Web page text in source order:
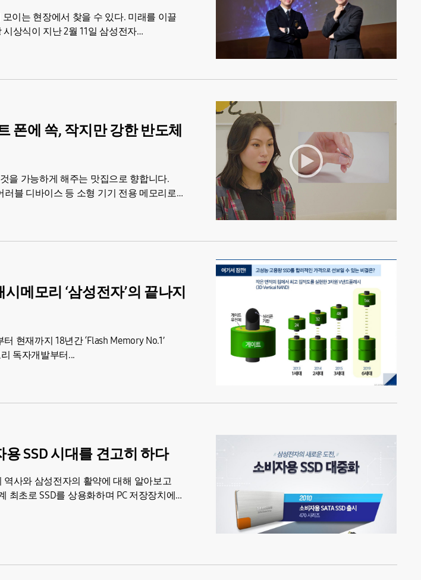
이는 현장에서 찾을 수 있다. 미래를 이끌
상식이 지난 2월 11일 삼성전자
폰에 쏙, 작지만 강한 반도체
을 가능하게 해주는 맛집으로 향합니다.
블 디바이스 등 소형 기기 전용 메모리로
메모리 ‘삼성전자’의 끝나지
현재까지 18년간 ‘Flash Memory No.1’
독자개발부터...
SSD 시대를 견고히 하다
역사와 삼성전자의 활약에 대해 알아보고
최초로 SSD를 상용화하며 PC 저장장치에